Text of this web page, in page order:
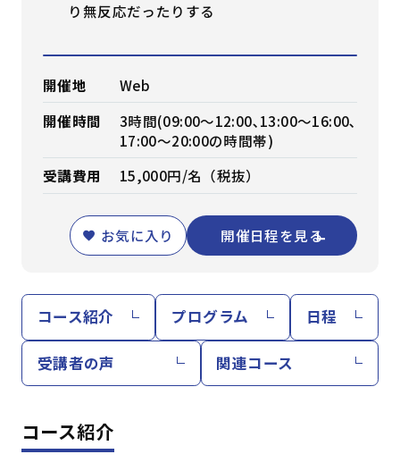
り無反応だったりする
開催地
Web
開催時間
3時間(09:00～12:00､13:00～16:00､
17:00～20:00の時間帯)
受講費用
15,000円/名（税抜）
お気に入り 開催日程を見る
コース紹介 プログラム 日程
受講者の声 関連コース
コース紹介